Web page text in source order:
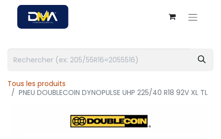
Tous les produits
PNEU DOUBLECOIN DYNOPULSE UHP 225/40 R18 92V XL TL